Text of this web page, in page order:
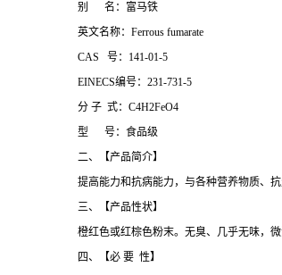
别 名：富马铁
英文名称：Ferrous fumarate
CAS 号：141-01-5
EINECS编号：231-731-5
分 子 式：C4H2FeO4
型 号：食品级
二、【产品简介】
提高能力和抗病能力，与各种营养物质、
三、【产品性状】
橙红色或红棕色粉末。无臭、几乎无味，
四、【必 要 性】